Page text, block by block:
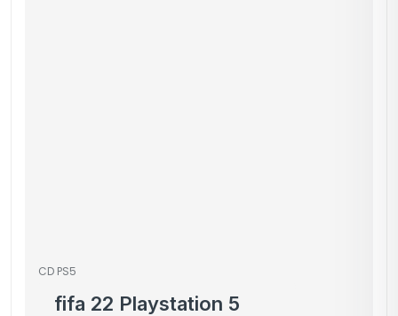
CD PS5
fifa 22 Playstation 5